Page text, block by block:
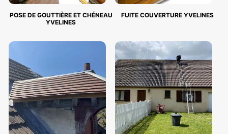
POSE DE GOUTTIÈRE ET CHÉNEAU
YVELINES
FUITE COUVERTURE YVELINES